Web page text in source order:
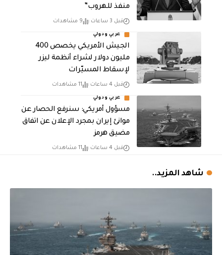
منفذ للهروب”
قبل 3 ساعات 9 مشاهدات
عربي ودولي
الجيش الأمريكي يخصص 400
مليون دولار لشراء أنظمة ليزر
لإسقاط المسيّرات
قبل 4 ساعات 11 مشاهدات
عربي ودولي
مسؤول أمريكي: سنرفع الحصار عن
موانئ إيران بمجرد الإعلان عن اتفاق
مضيق هرمز
قبل 4 ساعات 11 مشاهدات
شاهد المزيد..